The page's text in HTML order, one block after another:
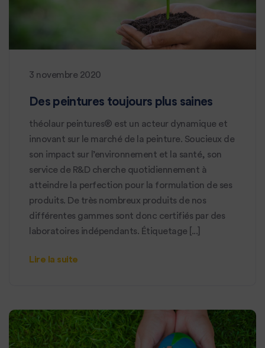
3 novembre 2020
Des peintures toujours plus saines
théolaur peintures® est un acteur dynamique et
innovant sur le marché de la peinture. Soucieux de
son impact sur l’environnement et la santé, son
service de R&D cherche quotidiennement à
atteindre la perfection pour la formulation de ses
produits. De très nombreux produits de nos
différentes gammes sont donc certifiés par des
laboratoires indépendants. Étiquetage [...]
Lire la suite